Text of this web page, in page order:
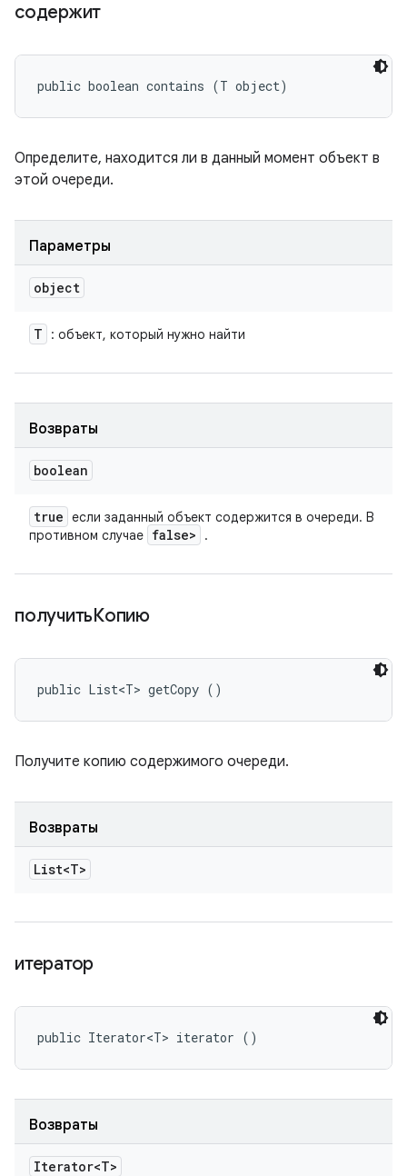
содержит
public boolean contains (T object)
Определите, находится ли в данный момент объект в
этой очереди.
Параметры
object
T : объект, который нужно найти
Возвраты
boolean
true если заданный объект содержится в очереди. В
противном случае false> .
получитьКопию
public List<T> getCopy ()
Получите копию содержимого очереди.
Возвраты
List<T>
итератор
public Iterator<T> iterator ()
Возвраты
Iterator<T>